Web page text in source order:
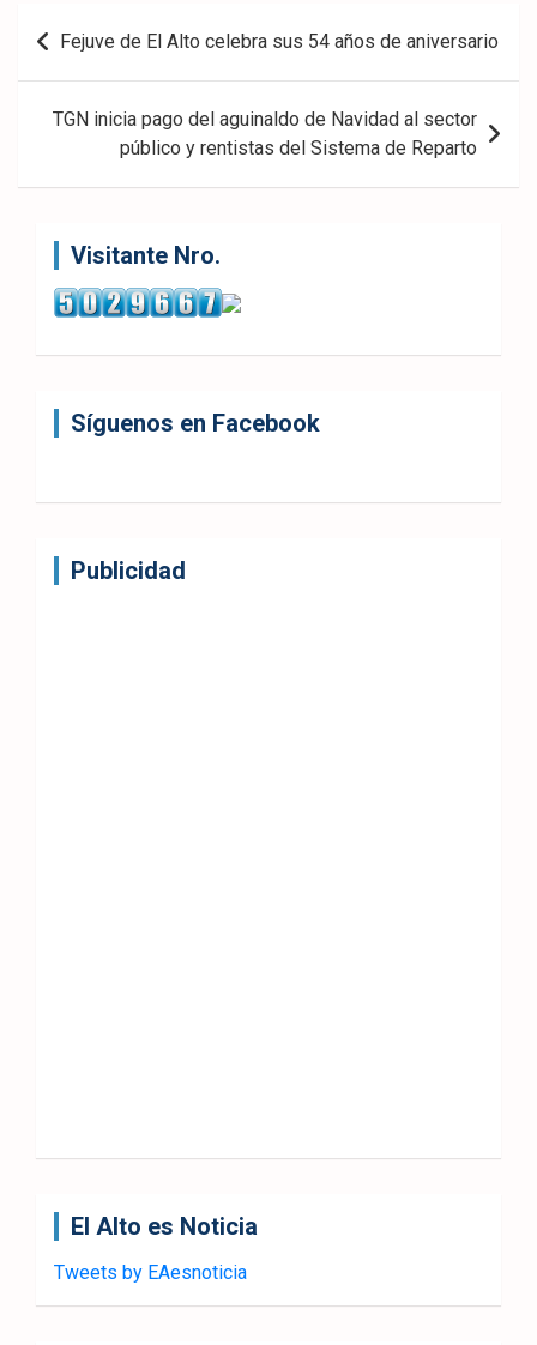
Navegación
de
entradas
Fejuve de El Alto celebra sus 54 años de aniversario
TGN inicia pago del aguinaldo de Navidad al sector
público y rentistas del Sistema de Reparto
Visitante Nro.
Síguenos en Facebook
Publicidad
El Alto es Noticia
Tweets by EAesnoticia